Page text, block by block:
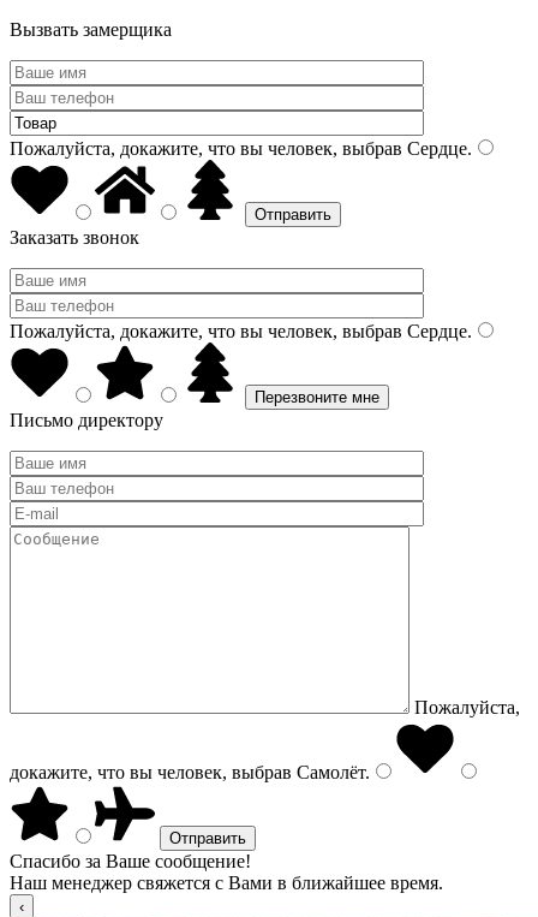
Вызвать замерщика
Пожалуйста, докажите, что вы человек, выбрав Сердце.
Заказать звонок
Пожалуйста, докажите, что вы человек, выбрав Сердце.
Письмо директору
Пожалуйста,
докажите, что вы человек, выбрав Самолёт.
Спасибо за Ваше сообщение!
Наш менеджер свяжется с Вами в ближайшее время.